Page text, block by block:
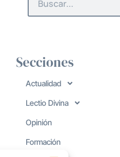
Secciones
Actualidad
Lectio Divina
Opinión
Formación